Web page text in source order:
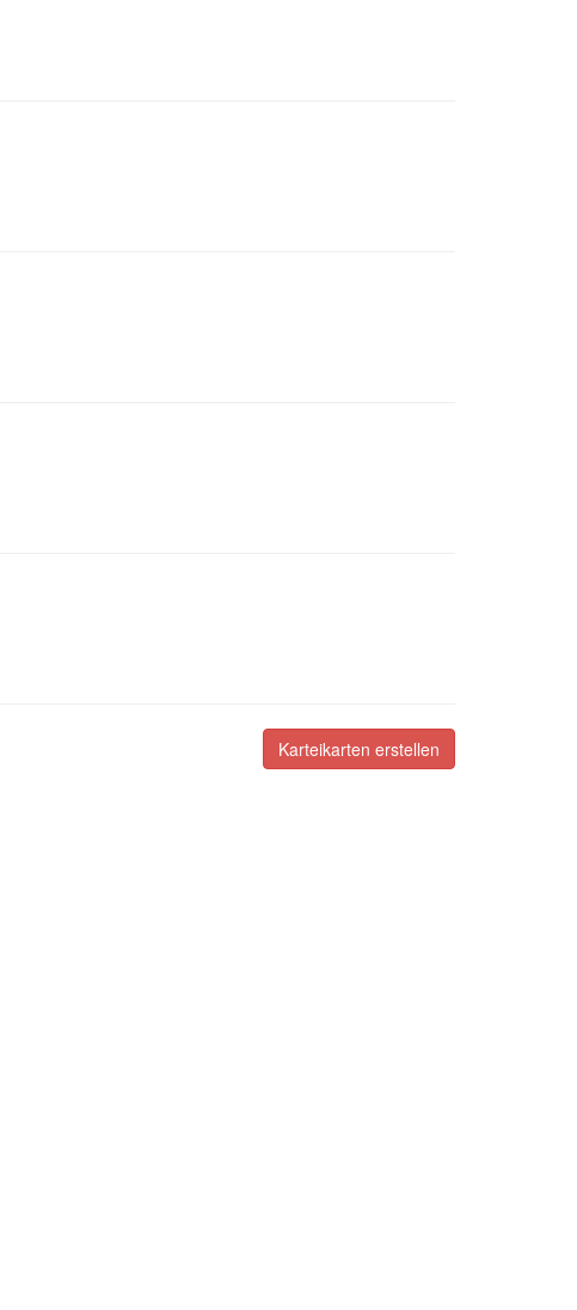
Karteikarten erstellen